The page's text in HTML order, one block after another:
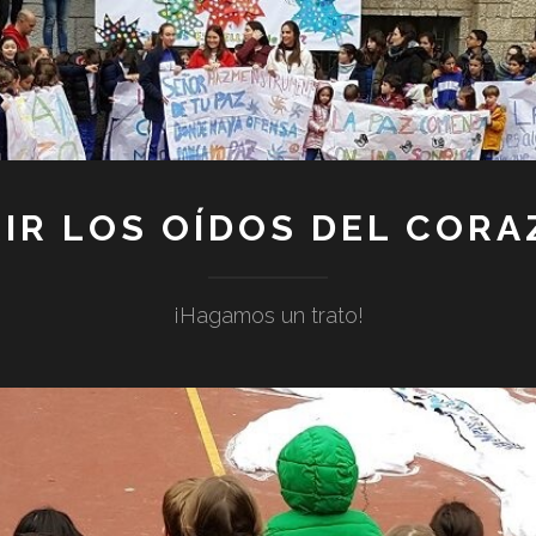
LOS OÍDOS DEL
¡Hagamos un trato!